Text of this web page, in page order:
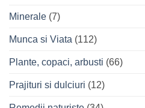
Minerale (7)
Munca si Viata (112)
Plante, copaci, arbusti (66)
Prajituri si dulciuri (12)